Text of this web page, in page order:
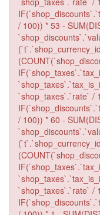
/ 100)) * 53 -
`shop_taxes`.`rate` /
/ 100)) * 60 -
`shop_taxes`.`rate` /